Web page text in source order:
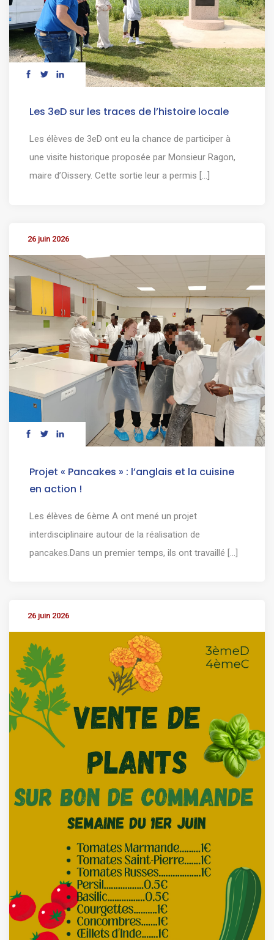
Les 3eD sur les traces de l’histoire locale
Les élèves de 3eD ont eu la chance de participer à
une visite historique proposée par Monsieur Ragon,
maire d’Oissery. Cette sortie leur a permis [...]
26 juin 2026
Projet « Pancakes » : l’anglais et la cuisine
en action !
Les élèves de 6ème A ont mené un projet
interdisciplinaire autour de la réalisation de
pancakes.Dans un premier temps, ils ont travaillé [...]
26 juin 2026